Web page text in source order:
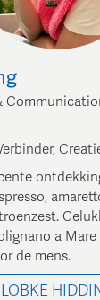
a
de mens.
LOBKE